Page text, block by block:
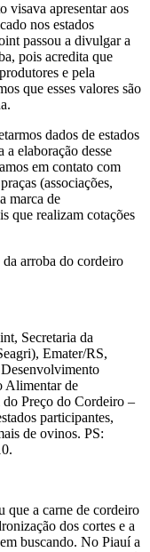
visava apresentar aos
nos estados
passou a divulgar a
pois acredita que
e pela
que esses valores são
dados de estados
a elaboração desse
em contato com
(associações,
marca de
que realizam cotações
arroba do cordeiro
Secretaria da
Emater/RS,
Alimentar de
Preço do Cordeiro –
participantes,
de ovinos. PS:
que a carne de cordeiro
dos cortes e a
buscando. No Piauí a